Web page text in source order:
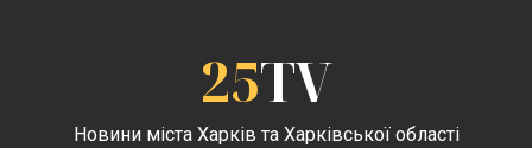
25TV
Новини міста Харків та Харківської області